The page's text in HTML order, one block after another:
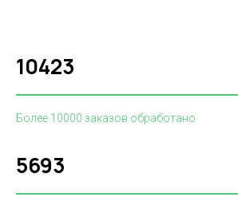
10423
Более 10000 заказов обработано
5693